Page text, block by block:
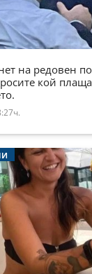
на редовен
кой